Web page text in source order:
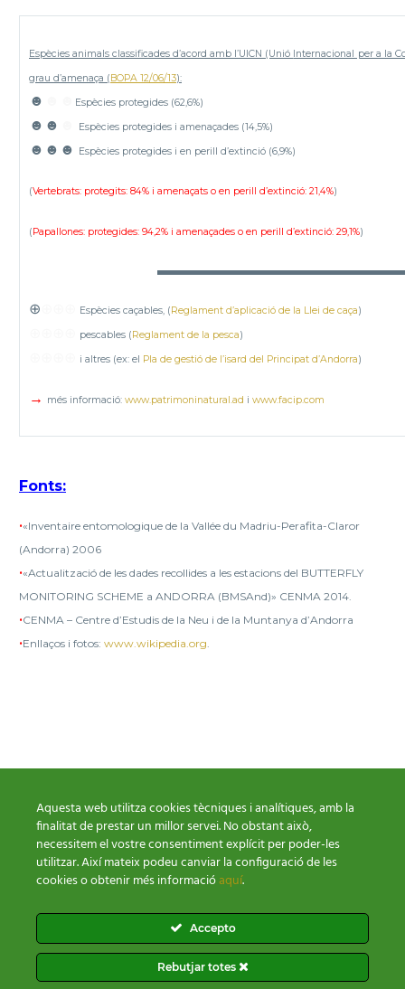
Espècies animals classificades d’acord amb l’UICN (Unió Internacional per a la
grau d’amenaça (BOPA 12/06/13):
☻ Espècies protegides (62,6%)
☻☻ Espècies protegides i amenaçades (14,5%)
☻☻☻ Espècies protegides i en perill d’extinció (6,9%)
(Vertebrats: protegits: 84% i amenaçats o en perill d’extinció: 21,4%)
(Papallones: protegides: 94,2% i amenaçades o en perill d’extinció: 29,1%)
⊕ Espècies caçables, (Reglament d’aplicació de la Llei de caça)
pescables (Reglament de la pesca)
i altres (ex: el Pla de gestió de l’isard del Principat d’Andorra)
→ més informació: www.patrimoninatural.ad i www.facip.com
Fonts:
•«Inventaire entomologique de la Vallée du Madriu-Perafita-Claror
(Andorra) 2006
•«Actualització de les dades recollides a les estacions del BUTTERFLY
MONITORING SCHEME a ANDORRA (BMSAnd)» CENMA 2014.
•CENMA – Centre d’Estudis de la Neu i de la Muntanya d’Andorra
•Enllaços i fotos: www.wikipedia.org
Condicions de venda
Política Cookies
2026 © Tots els drets reservats
Aquesta web utilitza cookies tècniques i analítiques, amb la
finalitat de prestar un millor servei. No obstant això,
necessitem el vostre consentiment explícit per poder-les
utilitzar. Així mateix podeu canviar la configuració de les
cookies o obtenir més informacióaquí.
Accepto
Rebutjar totes